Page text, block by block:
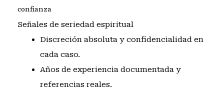
confianza
Señales de seriedad espiritual
Discreción absoluta y confidencialidad en
cada caso.
Años de experiencia documentada y
referencias reales.